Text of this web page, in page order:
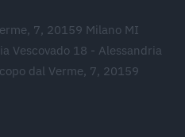
7, 20159 Milano MI
Vescovado 18 - Alessandria
dal Verme, 7, 20159